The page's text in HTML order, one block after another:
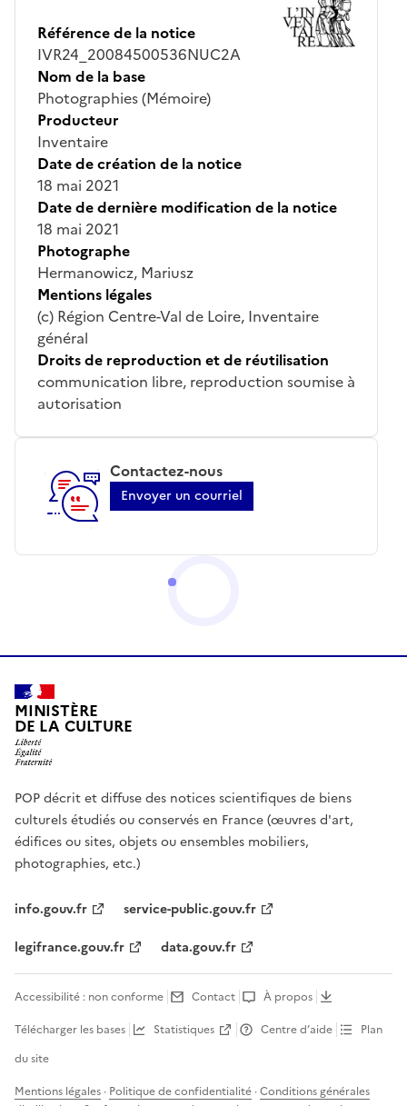
Référence de la notice
IVR24_20084500536NUC2A
Nom de la base
Photographies (Mémoire)
Producteur
Inventaire
Date de création de la notice
18 mai 2021
Date de dernière modification de la notice
18 mai 2021
Photographe
Hermanowicz, Mariusz
Mentions légales
(c) Région Centre-Val de Loire, Inventaire
général
Droits de reproduction et de réutilisation
communication libre, reproduction soumise à
autorisation
Contactez-nous
Envoyer un courriel
MINISTÈRE
DE LA CULTURE
POP décrit et diffuse des notices scientifiques de biens
culturels étudiés ou conservés en France (œuvres d'art,
édifices ou sites, objets ou ensembles mobiliers,
photographies, etc.)
info.gouv.fr
service-public.gouv.fr
legifrance.gouv.fr
data.gouv.fr
Accessibilité : non conforme Contact
À propos
Télécharger les bases
Statistiques Centre d’aide
Plan
du site
Mentions légales · Politique de confidentialité ·Conditions générales